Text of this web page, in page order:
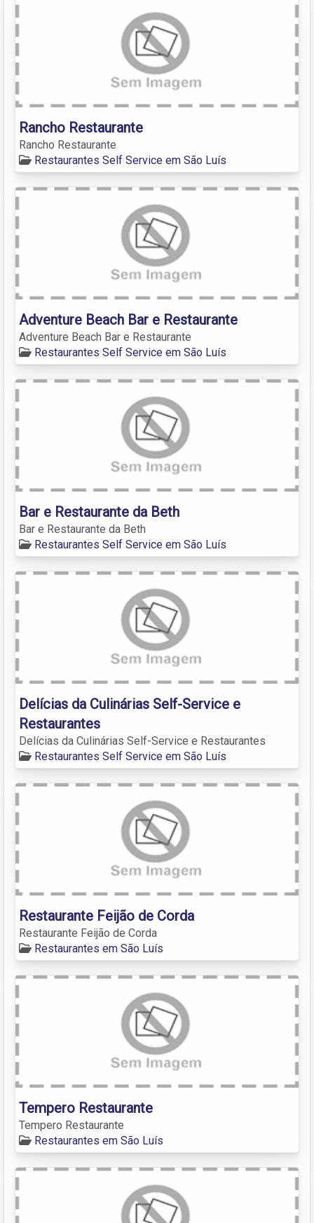
Rancho Restaurante
Rancho Restaurante
Restaurantes Self Service em São Luís
Adventure Beach Bar e Restaurante
Adventure Beach Bar e Restaurante
Restaurantes Self Service em São Luís
Bar e Restaurante da Beth
Bar e Restaurante da Beth
Restaurantes Self Service em São Luís
Delícias da Culinárias Self-Service e
Restaurantes
Delícias da Culinárias Self-Service e Restaurantes
Restaurantes Self Service em São Luís
Restaurante Feijão de Corda
Restaurante Feijão de Corda
Restaurantes em São Luís
Tempero Restaurante
Tempero Restaurante
Restaurantes em São Luís